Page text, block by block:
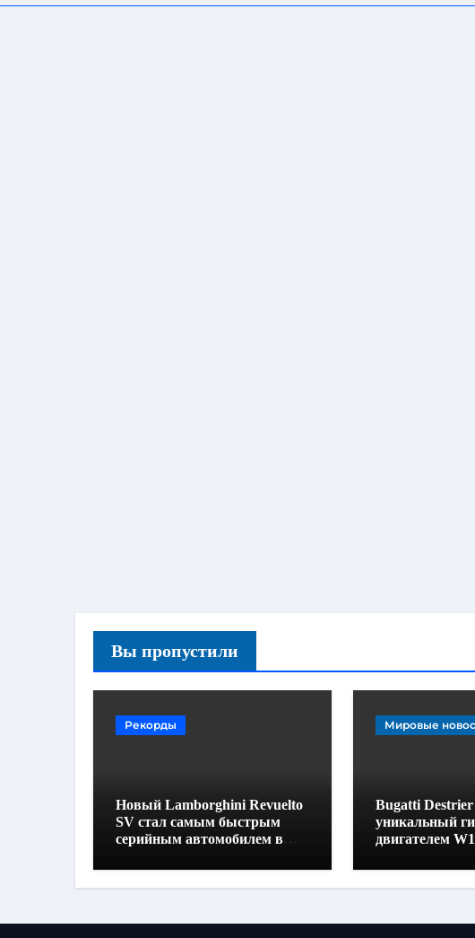
Вы пропустили
Рекорды
Новый Lamborghini Revuelto
SV стал самым быстрым
серийным автомобилем в
Мировые
Bugatti
уникальный
двигателем
высотой всего